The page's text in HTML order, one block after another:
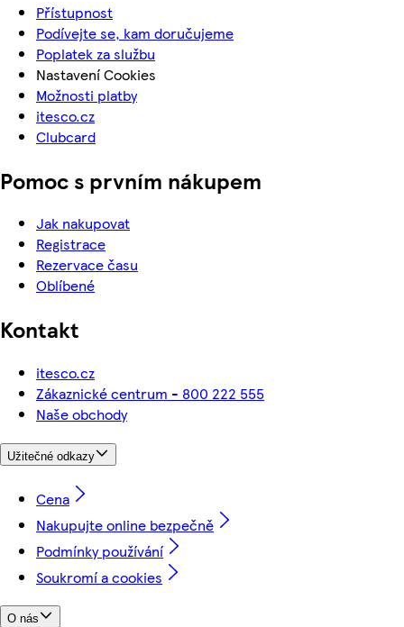
Přístupnost
Podívejte se, kam doručujeme
Poplatek za službu
Nastavení Cookies
Možnosti platby
itesco.cz
Clubcard
Pomoc s prvním nákupem
Jak nakupovat
Registrace
Rezervace času
Oblíbené
Kontakt
itesco.cz
Zákaznické centrum - 800 222 555
Naše obchody
Užitečné odkazy
Cena
Nakupujte online bezpečně
Podmínky používání
Soukromí a cookies
O nás